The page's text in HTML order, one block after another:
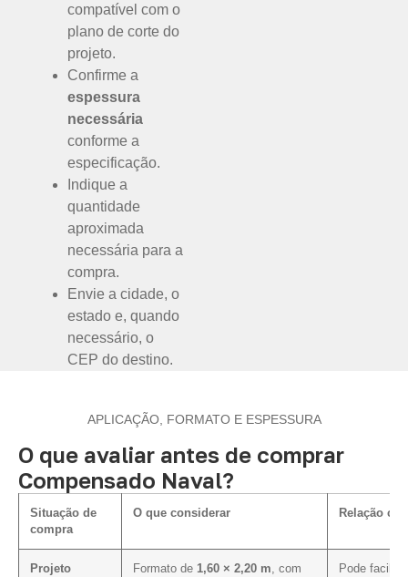
compatível com o
plano de corte do
projeto.
Confirme a
espessura
necessária
conforme a
especificação.
Indique a
quantidade
aproximada
necessária para a
compra.
Envie a cidade, o
estado e, quando
necessário, o
CEP do destino.
APLICAÇÃO, FORMATO E ESPESSURA
O que avaliar antes de comprar
Compensado Naval?
Situação de
compra
O que considerar Relação
Projeto
Formato de 1,60 × 2,20 m , com
Pode